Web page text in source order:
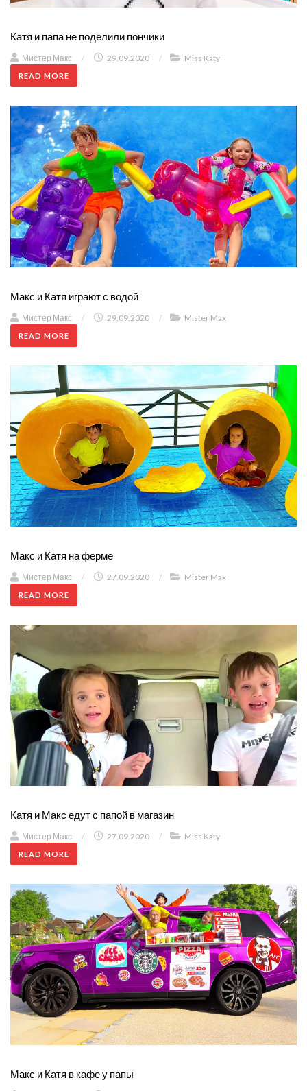
Катя и папа не поделили пончики
Мистер Макс / 29.09.2020 / Miss Katy
READ MORE
Макс и Катя играют с водой
Мистер Макс / 29.09.2020 / Mister Max
READ MORE
Макс и Катя на ферме
Мистер Макс / 27.09.2020 / Mister Max
READ MORE
Катя и Макс едут с папой в магазин
Мистер Макс / 27.09.2020 / Miss Katy
READ MORE
Макс и Катя в кафе у папы